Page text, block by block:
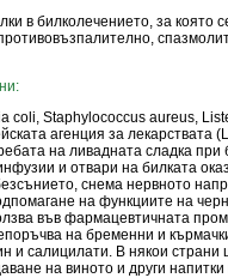
в билколечението, за която
coli, Staphylococcus aureus,
агенция за лекарствата
на ливадната сладка при
и отвари на билката
снема нервното
на функциите на
във фармацевтичната
на бременни и
и салицилати. В някои страни
на виното и други